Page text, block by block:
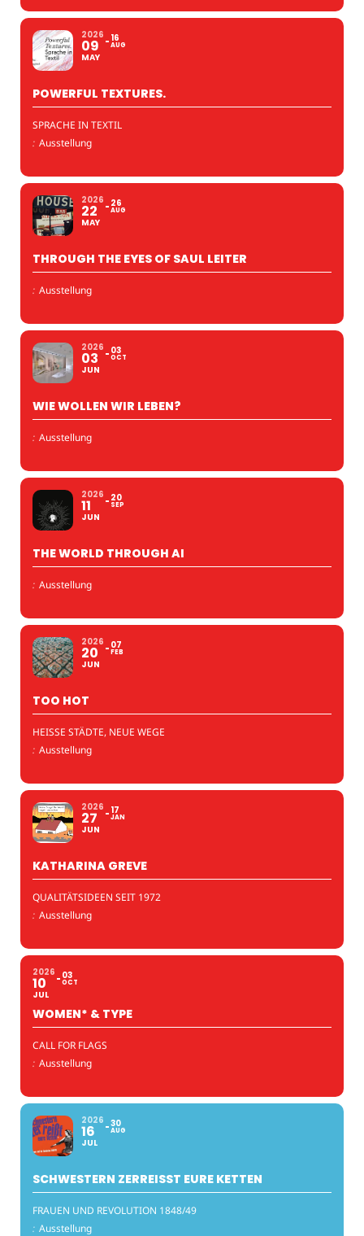
2026
09
MAY
16
AUG
POWERFUL TEXTURES.
SPRACHE IN TEXTIL
: Ausstellung
2026
22
MAY
26
AUG
THROUGH THE EYES OF SAUL LEITER
: Ausstellung
2026
03
JUN
03
OCT
WIE WOLLEN WIR LEBEN?
: Ausstellung
2026
11
JUN
20
SEP
THE WORLD THROUGH AI
: Ausstellung
2026
20
JUN
07
FEB
TOO HOT
HEISSE STÄDTE, NEUE WEGE
: Ausstellung
2026
27
JUN
17
JAN
KATHARINA GREVE
QUALITÄTSIDEEN SEIT 1972
: Ausstellung
2026
10
JUL
03
OCT
WOMEN* & TYPE
CALL FOR FLAGS
: Ausstellung
2026
16
JUL
30
AUG
SCHWESTERN ZERREISST EURE KETTEN
FRAUEN UND REVOLUTION 1848/49
: Ausstellung